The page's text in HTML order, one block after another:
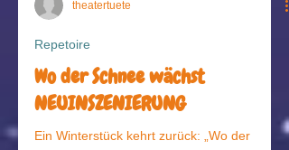
theatertuete
Repetoire
Wo der Schnee wächst
NEUINSZENIERUNG